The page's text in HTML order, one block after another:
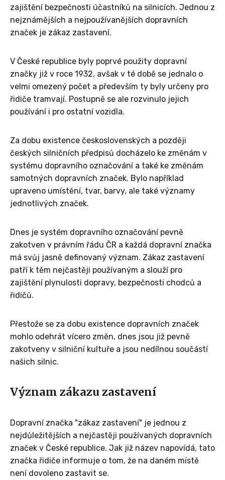
zajištění bezpečnosti účastníků na silnicích. Jednou z
nejznámějších a nejpoužívanějších dopravních
značek je zákaz zastavení.
V České republice byly poprvé použity dopravní
značky již v roce 1932, avšak v té době se jednalo o
velmi omezený počet a především ty byly určeny pro
řidiče tramvají. Postupně se ale rozvinulo jejich
používání i pro ostatní vozidla.
Za dobu existence československých a později
českých silničních předpisů docházelo ke změnám v
systému dopravního označování a také ke změnám
samotných dopravních značek. Bylo například
upraveno umístění, tvar, barvy, ale také významy
jednotlivých značek.
Dnes je systém dopravního označování pevně
zakotven v právním řádu ČR a každá dopravní značka
má svůj jasně definovaný význam. Zákaz zastavení
patří k těm nejčastěji používaným a slouží pro
zajištění plynulosti dopravy, bezpečnosti chodců a
řidičů.
Přestože se za dobu existence dopravních značek
mohlo odehrát vícero změn, dnes jsou již pevně
zakotveny v silniční kultuře a jsou nedílnou součástí
našich silnic.
Význam zákazu zastavení
Dopravní značka "zákaz zastavení" je jednou z
nejdůležitějších a nejčastěji používaných dopravních
značek v České republice. Jak již název napovídá, tato
značka řidiče informuje o tom, že na daném místě
není dovoleno zastavit se.